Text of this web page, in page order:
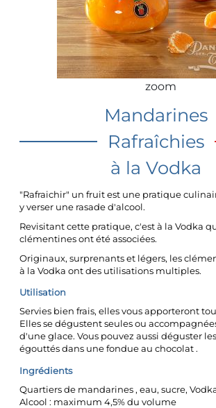
zoom
Mandarines
Rafraîchies
à la Vodka
"Rafraichir" un fruit est une pratique
y verser une rasade d'alcool.
Revisitant cette pratique, c'est à la Vodka
clémentines ont été associées.
Originaux, surprenants et légers, les
à la Vodka ont des utilisations multiples.
Utilisation
Servies bien frais, elles vous apporteront
Elles se dégustent seules ou
d'une glace. Vous pouvez aussi déguster
égouttés dans une fondue au chocolat .
Ingrédients
Quartiers de mandarines , eau, sucre, Vodka
Alcool : maximum 4,5% du volume